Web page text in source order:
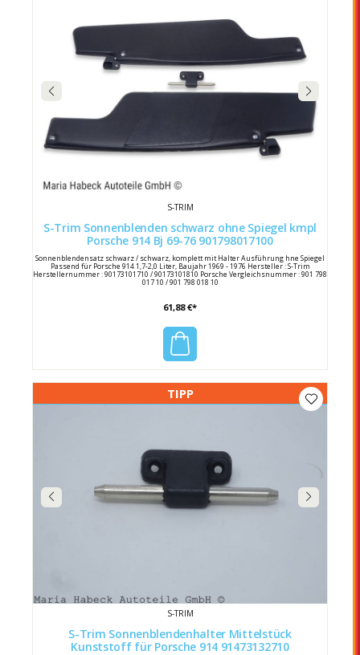
S-TRIM
S-Trim Sonnenblenden schwarz ohne Spiegel kmpl
Porsche 914 Bj 69-76 901798017100
Sonnenblendensatz schwarz / schwarz, komplett mit Halter Ausführung hne Spiegel
Passend für Porsche 914 1,7-2,0 Liter, Baujahr 1969 - 1976 Hersteller : S-Trim
Herstellernummer : 90173101710 / 90173101810 Porsche Vergleichsnummer : 901 798
017 10 / 901 798 018 10
61,88 €*
TIPP
S-TRIM
S-Trim Sonnenblendenhalter Mittelstück
Kunststoff für Porsche 914 91473132710